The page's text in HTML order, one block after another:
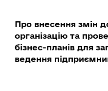
Про внесення змін
організацію та
бізнес-планів для
ведення